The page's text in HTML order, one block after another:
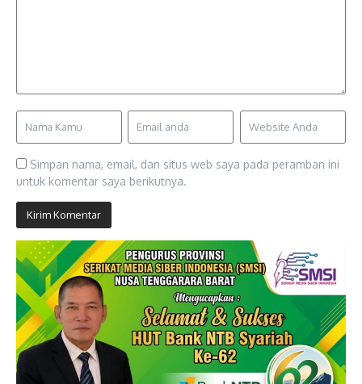
Simpan nama, email, dan situs web saya pada peramban ini
untuk komentar saya berikutnya.